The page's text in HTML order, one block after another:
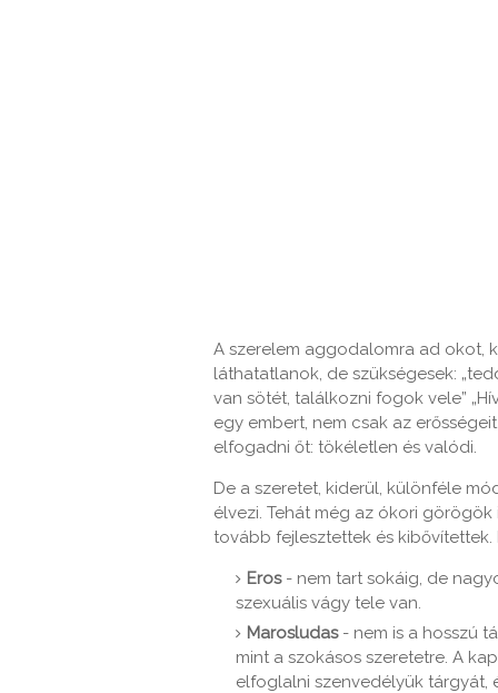
A szerelem aggodalomra ad okot,
láthatatlanok, de szükségesek:
van sötét, találkozni fogok vele”
egy embert, nem csak az
elfogadni őt: tökéletlen és valódi.
De a szeretet, kiderül, különféle
élvezi. Tehát még az ókori
tovább fejlesztettek és
Eros- nem tart sokáig, de
szexuális vágy tele van.
Marosludas- nem is a hosszú
mint a szokásos szeretetre. A
elfoglalni szenvedélyük tárgyát,